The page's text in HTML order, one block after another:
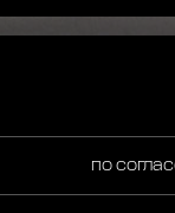
по